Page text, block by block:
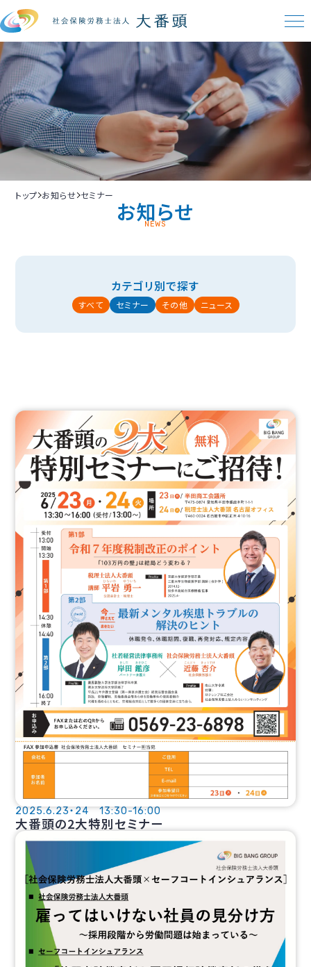
トップ お知らせ セミナー
お知らせ
NEWS
カテゴリ別で探す
すべて セミナー その他 ニュース
2025.6.23・24 13:30-16:00
大番頭の2大特別セミナー